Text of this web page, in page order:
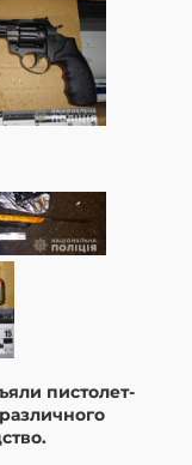
пистолет-